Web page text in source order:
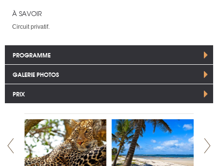
À SAVOIR
Circuit privatif.
PROGRAMME
GALERIE PHOTOS
PRIX